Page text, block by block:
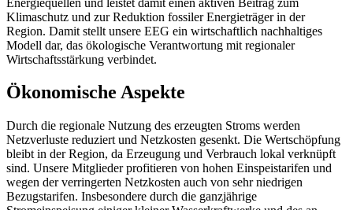
Klimaschutz und zur Reduktion fossiler Energieträger in der
Region. Damit stellt unsere EEG ein wirtschaftlich nachhaltiges
Modell dar, das ökologische Verantwortung mit regionaler
Wirtschaftsstärkung verbindet.
Ökonomische Aspekte
Durch die regionale Nutzung des erzeugten Stroms werden
Netzverluste reduziert und Netzkosten gesenkt. Die Wertschöpfung
bleibt in der Region, da Erzeugung und Verbrauch lokal verknüpft
sind. Unsere Mitglieder profitieren von hohen Einspeistarifen und
wegen der verringerten Netzkosten auch von sehr niedrigen
Bezugstarifen. Insbesondere durch die ganzjährige